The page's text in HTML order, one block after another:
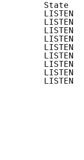
State
LISTEN
LISTEN
LISTEN
LISTEN
LISTEN
LISTEN
LISTEN
LISTEN
LISTEN